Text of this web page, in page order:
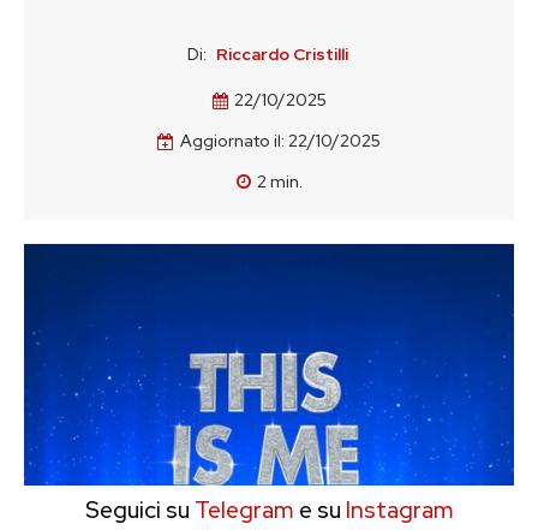
Di: Riccardo Cristilli
22/10/2025
Aggiornato il: 22/10/2025
2min.
Seguici su Telegram e su Instagram